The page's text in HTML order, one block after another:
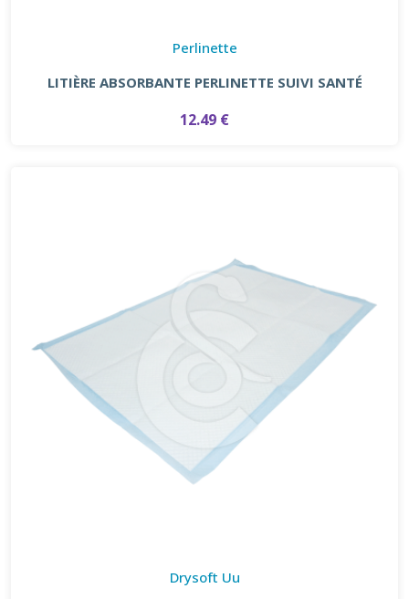
Perlinette
LITIÈRE ABSORBANTE PERLINETTE SUIVI SANTÉ
12.49 €
Drysoft Uu